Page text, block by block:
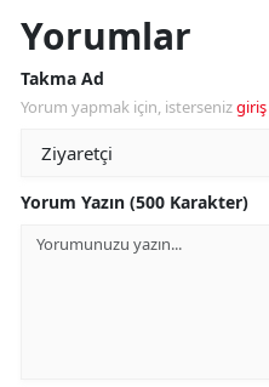
Yorumlar
Takma Ad
Yorum yapmak için, istersenizgiriş
Yorum Yazın (500 Karakter)